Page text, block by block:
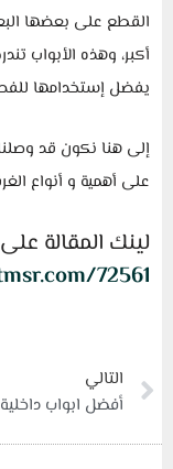
القطع على بعضها
يفضل إستخدامها
إلى هنا نكون قد
على أهمية و أنواع
لينك المقالة
72561
Prev
التالي